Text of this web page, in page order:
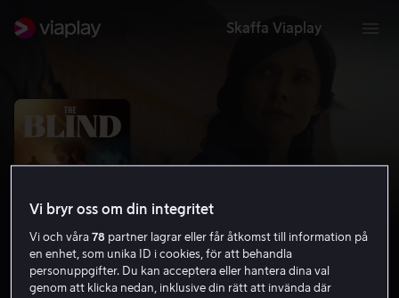
Skaffa Viaplay
Vi bryr oss om din integritet
Vi och våra78 partner lagrar eller får åtkomst till information på
en enhet, som unika ID i cookies, för att behandla
personuppgifter. Du kan acceptera eller hantera dina val
genom att klicka nedan, inklusive din rätt att invända där